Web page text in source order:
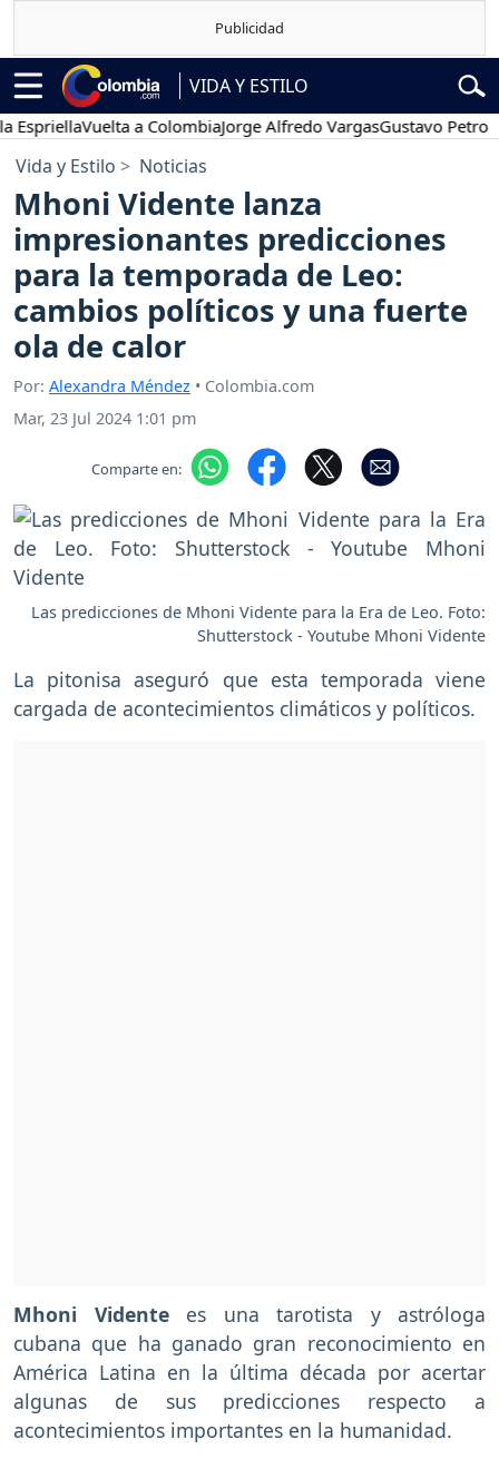
VIDA Y ESTILO
Vuelta a ColombiaJorge Alfredo VargasGustavo Petro
Vida y Estilo Noticias
Mhoni Vidente lanza
impresionantes predicciones
para la temporada de Leo:
cambios políticos y una fuerte
ola de calor
Por: Alexandra Méndez • Colombia.com
Mar, 23 Jul 2024 1:01 pm
Comparte en:
Las predicciones de Mhoni Vidente para la Era de Leo. Foto:
Shutterstock - Youtube Mhoni Vidente
La pitonisa aseguró que esta temporada viene
cargada de acontecimientos climáticos y políticos.
Mhoni Videntees una tarotista y astróloga
cubana que ha ganado gran reconocimiento en
América Latina en la última década por acertar
algunas de sus predicciones respecto a
acontecimientos importantes en la humanidad.